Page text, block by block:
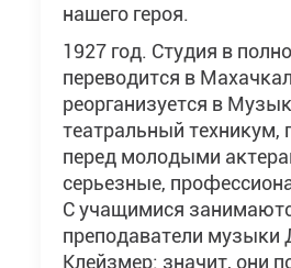
нашего героя.
1927 год. Студия в
переводится в
реорганизуется в
театральный техникум,
перед молодыми
серьезные,
С учащимися
преподаватели музыки
Клейзмер: значит, они